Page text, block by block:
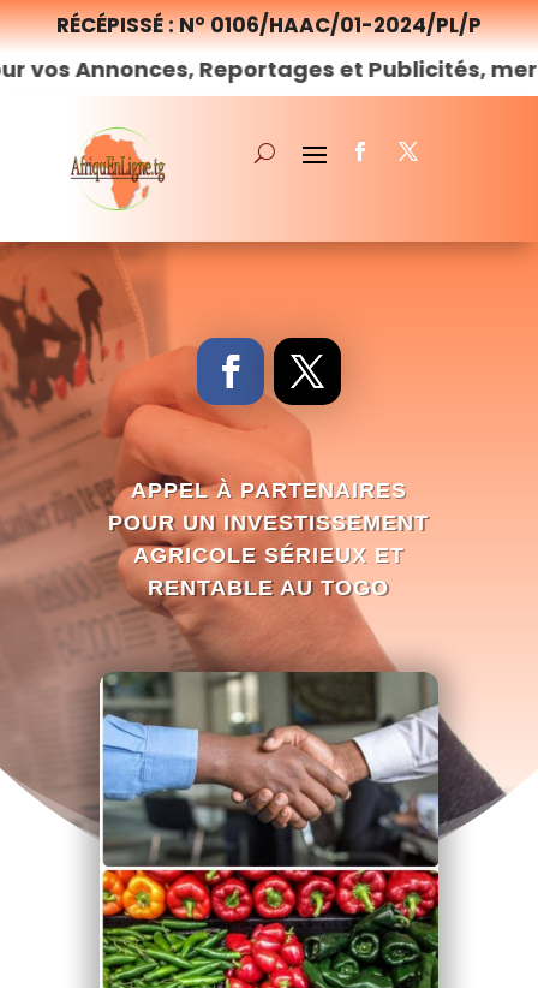
RÉCÉPISSÉ : N° 0106/HAAC/01-2024/PL/P
Reportages et Publicités, merci de
APPEL À PARTENAIRES
POUR UN INVESTISSEMENT
AGRICOLE SÉRIEUX ET
RENTABLE AU TOGO